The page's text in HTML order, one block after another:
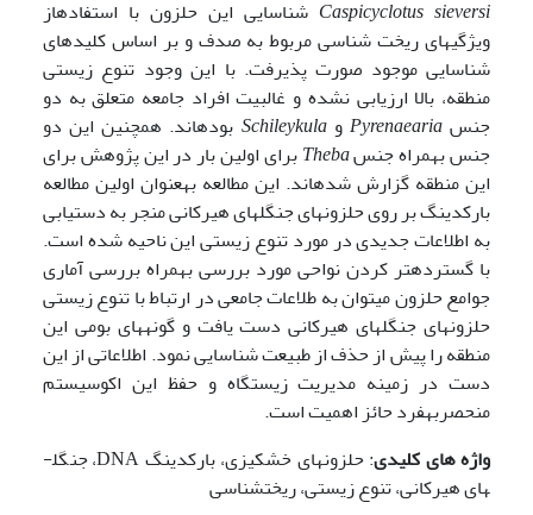
Caspicyclotus sieversi شناسایی این حلزون با استفادهاز
ویژگی­های ریخت شناسی مربوط به صدف و بر اساس کلیدهای
شناسایی موجود صورت پذیرفت. با این وجود تنوع زیستی
منطقه، بالا ارزیابی نشده و غالبیت افراد جامعه متعلق به دو
جنسPyrenaearia وSchileykula بوده­اند. همچنین این دو
جنس بهمراه جنسThebaبرای اولین بار در این پژوهش برای
این منطقه گزارش شده­اند. این مطالعه به­عنوان اولین مطالعه
بارکدینگ بر روی حلزون­های جنگل­های هیرکانی منجر به دست­یابی
به اطلاعات جدیدی در مورد تنوع زیستی این ناحیه شده است.
با گسترده­تر کردن نواحی مورد بررسی بهمراه بررسی آماری
جوامع حلزون می­توان به طلاعات جامعی در ارتباط با تنوع زیستی
حلزون­های جنگل­های هیرکانی دست یافت و گونه­های بومی این
منطقه را پیش از حذف از طبیعت شناسایی نمود. اطلاعاتی از این
دست در زمینه مدیریت زیستگاه و حفظ این اکوسیستم
منحصر­به­فرد حائز اهمیت است.
واژه های کلیدی
: حلزون­های خشکی­زی، بارکدینگ DNA،‌ جنگل­
های هیرکانی، تنوع زیستی،‌ ریخت­شناسی